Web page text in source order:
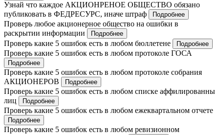
Узнай что каждое АКЦИОНРЕНОЕ ОБЩЕСТВО обязано
публиковать в ФЕДРЕСУРС, иначе штраф
Подробнее
Проверь любое акционерное общество на ошибки в
раскрытии информации
Подробнее
Проверь какие 5 ошибок есть в любом бюллетене Подробнее
Проверь какие 5 ошибок есть в любом протоколе ГОСА
Подробнее
Проверь какие 5 ошибок есть в любом протоколе собрания
АКЦИОНЕРОВ
Подробнее
Проверь какие 5 ошибок есть в любом списке аффилированны
лиц
Подробнее
Проверь какие 5 ошибок есть в любом ежеквартальном отчете
Подробнее
Проверь какие 5 ошибок есть в любом ревизионном